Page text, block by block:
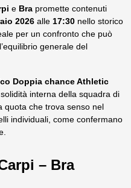
e Bra promette contenuti
2026 alle 17:30 nello storico
per un confronto che può
generale del
Doppia chance Athletic
interna della squadra di
quota che trova senso nel
individuali, come confermano
– Bra